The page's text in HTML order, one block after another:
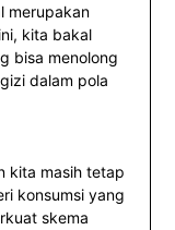
merupakan
kita bakal
bisa menolong
dalam pola
kita masih tetap
konsumsi yang
skema